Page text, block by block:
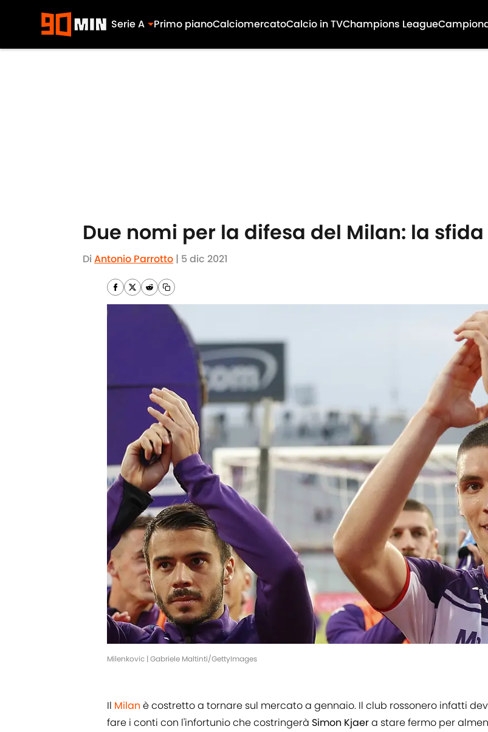
Serie A Primo pianoCalciomercatoCalcio in TVChampions League
Due nomi per la difesa del Milan: la
Di Antonio Parrotto | 5 dic 2021
Milenkovic | Gabriele Maltinti/GettyImages
Il Milan è costretto a tornare sul mercato a gennaio. Il club rossonero infatti
fare i conti con l'infortunio che costringerà Simon Kjaera stare fermo per